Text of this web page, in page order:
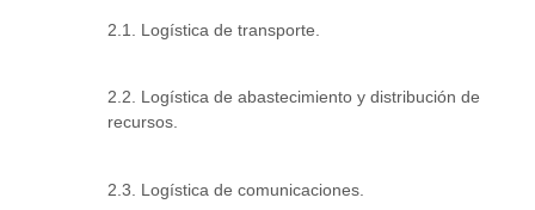
2.1. Logística de transporte.
2.2. Logística de abastecimiento y distribución de
recursos.
2.3. Logística de comunicaciones.